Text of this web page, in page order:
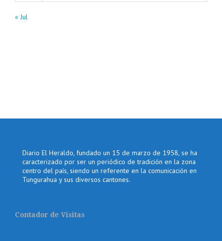
« Jul
Diario El Heraldo, fundado un 15 de marzo de 1958, se ha
caracterizado por ser un periódico de tradición en la zona
centro del país, siendo un referente en la comunicación en
Tungurahua y sus diversos cantones.
Contador de Visitas